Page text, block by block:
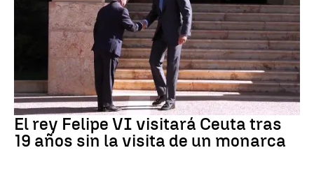
Crisis Migratoria
El rey Felipe VI visitará Ceuta tras
19 años sin la visita de un monarca